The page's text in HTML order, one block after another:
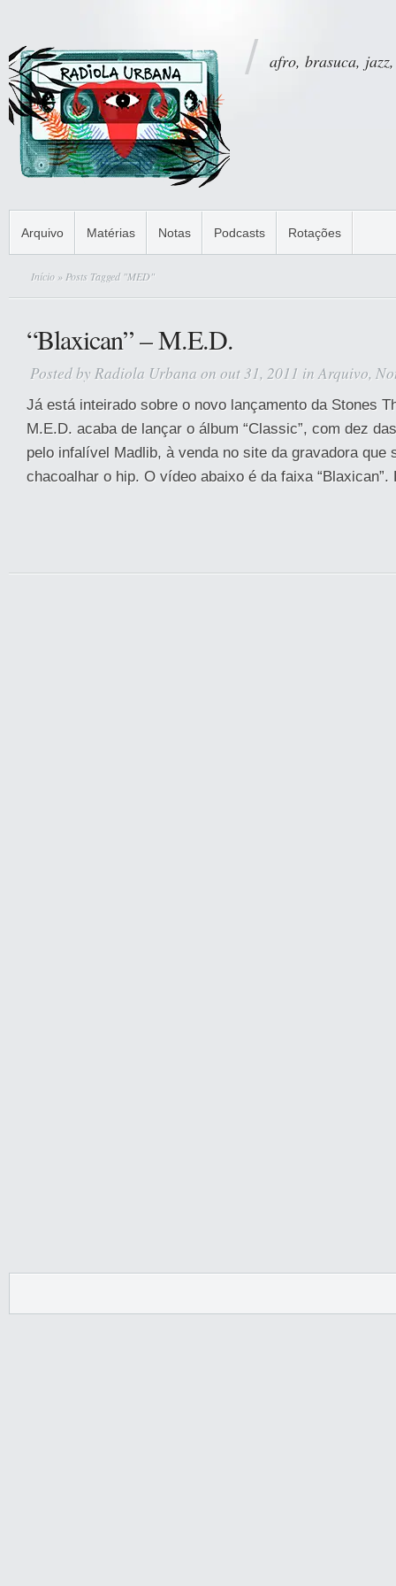
afro, brasuca,
Arquivo Matérias Notas Podcasts Rotações
Início » Posts Tagged "MED"
“Blaxican” – M.E.D.
Posted by Radiola Urbana on out 31, 2011 inArquivo,
Já está inteirado sobre o novo lançamento da Stones
M.E.D. acaba de lançar o álbum “Classic”, com dez
pelo infalível Madlib, à venda no site da gravadora que
chacoalhar o hip. O vídeo abaixo é da faixa “Blaxican”.